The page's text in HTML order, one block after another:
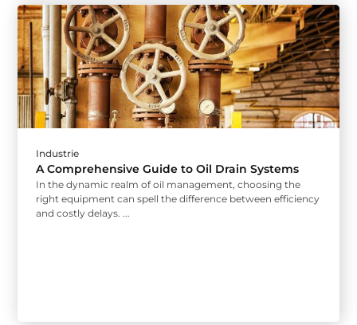
Industrie
A Comprehensive Guide to Oil Drain Systems
In the dynamic realm of oil management, choosing the
right equipment can spell the difference between efficiency
and costly delays. ...